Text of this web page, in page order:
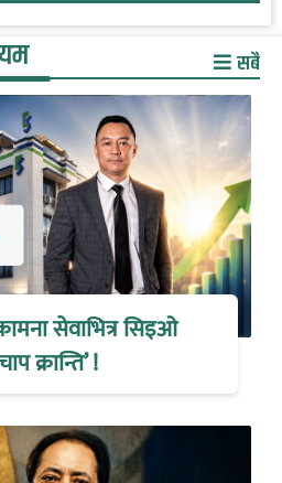
सबै
सेवाभित्र सिइओ
क्रान्ति’ !